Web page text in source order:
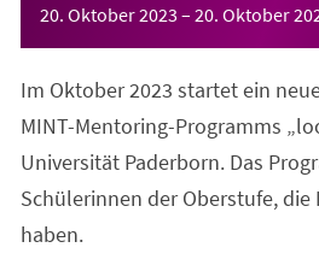
20. Oktober 2023 – 20. Oktober
Im Oktober 2023 startet ein
MINT-Mentoring-Programms
Universität Paderborn. Das
Schülerinnen der Oberstufe, die
haben.